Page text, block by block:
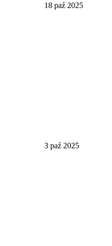
18 paź 2025
3 paź 2025